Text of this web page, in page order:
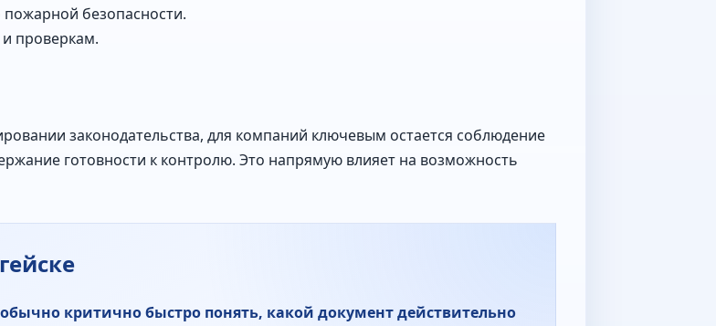
безопасности.
проверкам.
законодательства, для компаний ключевым остается соблюдение
готовности к контролю. Это напрямую влияет на возможность
критично быстро понять, какой документ действительно